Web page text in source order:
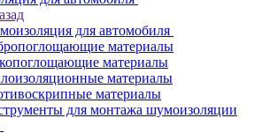
для автомобиля
материалы
материалы
материалы
материалы
для монтажа шумоизоляции